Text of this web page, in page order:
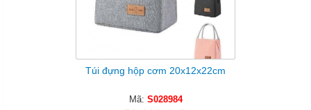
Túi đựng hộp cơm 20x12x22cm
Mã: S028984